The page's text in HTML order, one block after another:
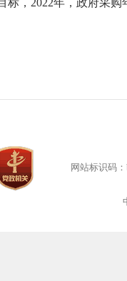
标，2022年，政府采
网站标识码